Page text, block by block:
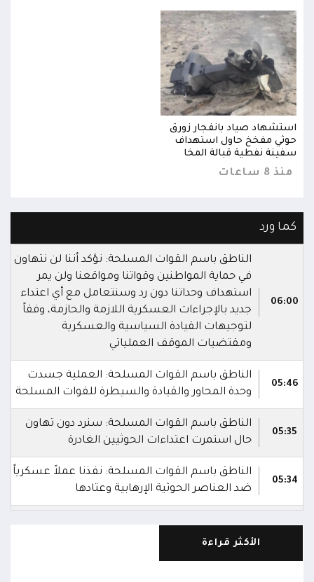
استشهاد صياد بانفجار زورق
حوثي مفخخ حاول استهداف
سفينة نفطية قبالة المخا
منذ 8 ساعات
كما ورد
06:00
الناطق باسم القوات المسلحة: نؤكد أننا لن نتهاون
في حماية المواطنين وقواتنا ومواقعنا ولن يمر
استهداف وحداتنا دون رد وسنتعامل مع أي اعتداء
جديد بالإجراءات العسكرية اللازمة والحازمة، وفقاً
لتوجيهات القيادة السياسية والعسكرية
ومقتضيات الموقف العملياتي
05:46
الناطق باسم القوات المسلحة: العملية جسدت
وحدة المحاور والقيادة والسيطرة للقوات المسلحة
05:35
الناطق باسم القوات المسلحة: سنرد دون تهاون
حال استمرت اعتداءات الحوثيين الغادرة
05:34
الناطق باسم القوات المسلحة: نفذنا عملاً عسكرياً
ضد العناصر الحوثية الإرهابية وعتادها
الحيمة بالتحيتا وحيس جنوب الحديدة
الأكثر قراءة